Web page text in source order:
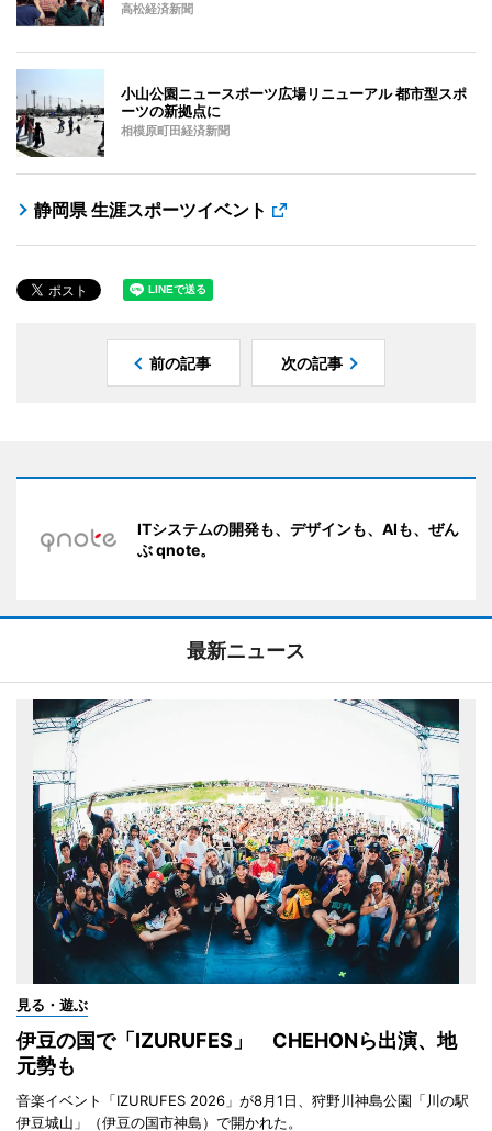
高松経済新聞
小山公園ニュースポーツ広場リニューアル 都市型スポ
ーツの新拠点に
相模原町田経済新聞
静岡県 生涯スポーツイベント
前の記事 次の記事
ITシステムの開発も、デザインも、AIも、ぜん
ぶ qnote。
最新ニュース
見る・遊ぶ
伊豆の国で「IZURUFES」 CHEHONら出演、地
元勢も
音楽イベント「IZURUFES 2026」が8月1日、狩野川神島公園「川の駅
伊豆城山」（伊豆の国市神島）で開かれた。